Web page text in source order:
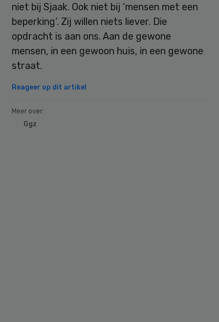
niet bij Sjaak. Ook niet bij ‘mensen met een
beperking’. Zij willen niets liever. Die
opdracht is aan ons. Aan de gewone
mensen, in een gewoon huis, in een gewone
straat.
Reageer op dit artikel
Meer over:
Ggz